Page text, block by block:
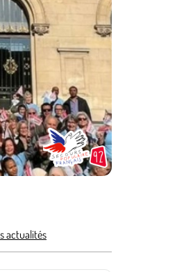
actualités